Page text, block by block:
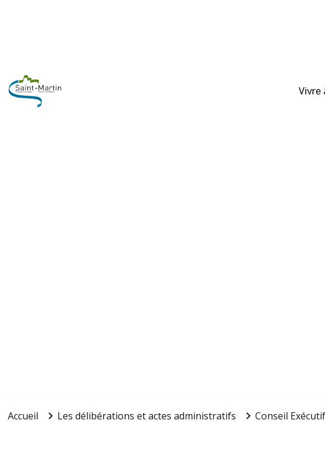
Vivre
Accueil Les délibérations et actes administratifs Conseil Exécutif